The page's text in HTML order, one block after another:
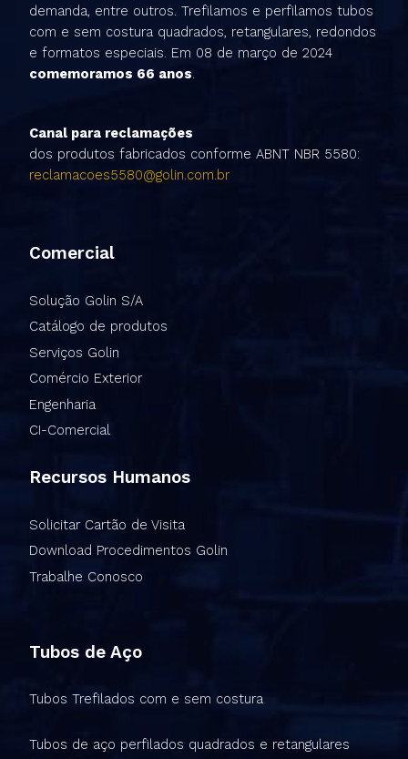
demanda, entre outros. Trefilamos e perfilamos tubos
com e sem costura quadrados, retangulares, redondos
e formatos especiais. Em 08 de março de 2024
comemoramos 66 anos.
Canal para reclamações
dos produtos fabricados conforme ABNT NBR 5580:
reclamacoes5580@golin.com.br
Comercial
Solução Golin S/A
Catálogo de produtos
Serviços Golin
Comércio Exterior
Engenharia
CI-Comercial
Recursos Humanos
Solicitar Cartão de Visita
Download Procedimentos Golin
Trabalhe Conosco
Tubos de Aço
Tubos Trefilados com e sem costura
Tubos de aço perfilados quadrados e retangulares